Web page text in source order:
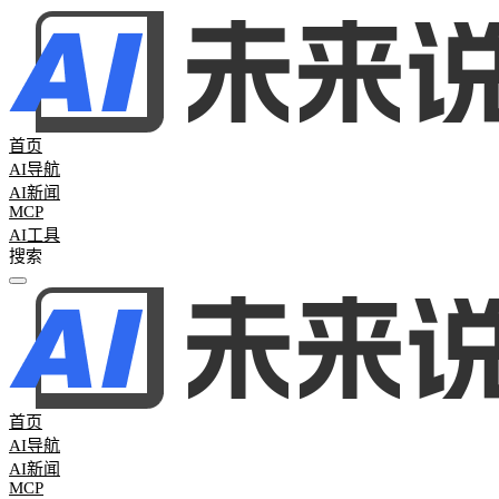
首页
AI导航
AI新闻
MCP
AI工具
首页
AI导航
AI新闻
MCP
全部分类
热门新闻
61 AI日报 AI周报 16 行业新闻